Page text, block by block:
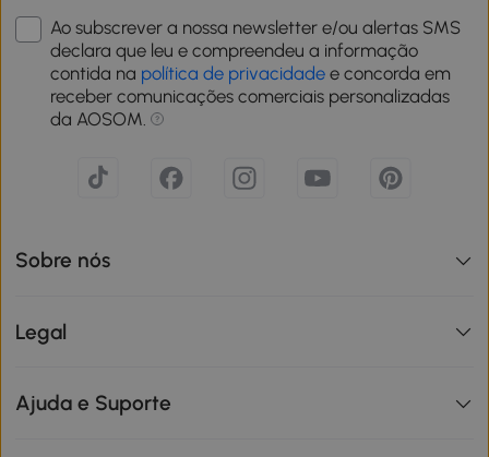
Ao subscrever a nossa newsletter e/ou alertas SMS
declara que leu e compreendeu a informação
contida na política de privacidade e concorda em
receber comunicações comerciais personalizadas
da AOSOM.
Sobre nós
Legal
Ajuda e Suporte